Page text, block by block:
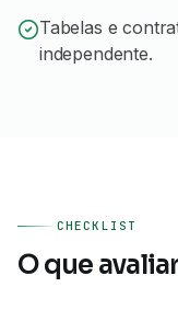
Tabelas e
independente.
CHECKLIST
O que